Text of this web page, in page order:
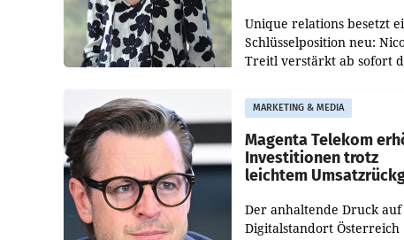
Unique relations besetzt
Schlüsselposition neu:
Treitl verstärkt ab sofort
PR-Agentur an der Seite
Josef Kalina und Anna
Mahr.
MARKETING & MEDIA
Magenta Telekom
Investitionen trotz
leichtem
Der anhaltende Druck
Digitalstandort Österreich